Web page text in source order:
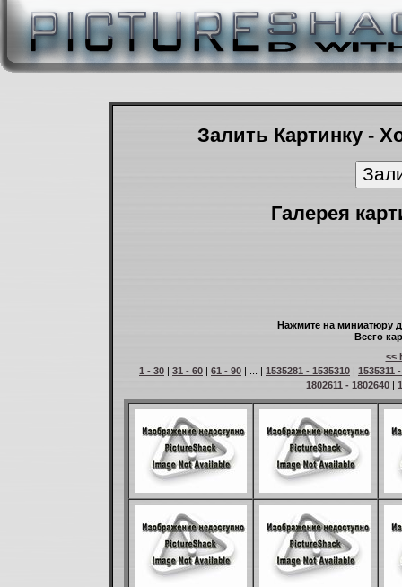
Залить Картинку -
Галерея
Нажмите на миниатюру
Всего
<<
1 - 30 | 31 - 60 | 61 - 90 | ... | 1535281 - 1535310 | 1535311
1802611 - 1802640|